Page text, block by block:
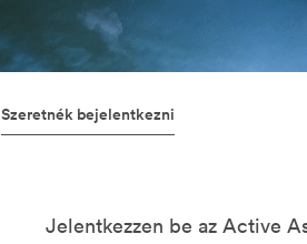
Szeretnék bejelentkezni
Jelentkezzen be az Active